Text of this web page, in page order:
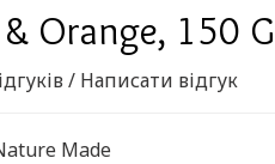
Orange, 150
/ Написати відгук
Made